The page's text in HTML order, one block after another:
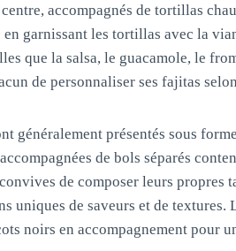
accompagnés de tortillas
en garnissant les tortillas avec la
que la salsa, le guacamole, le
de personnaliser ses fajitas
généralement présentés sous
de bols séparés
de composer leurs propres
uniques de saveurs et de
noirs en accompagnement pour